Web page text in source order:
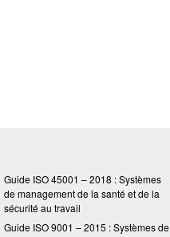
Guide ISO 45001 – 2018 : Systèmes
de management de la santé et de la
sécurité au travail
Guide ISO 9001 – 2015 : Systèmes de